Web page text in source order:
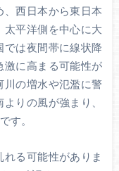
、西日本から東日本
太平洋側を中心に大
は夜間帯に線状降
激に高まる可能性が
川の増水や氾濫に警
りの風が強まり、
す。
る可能性がありま